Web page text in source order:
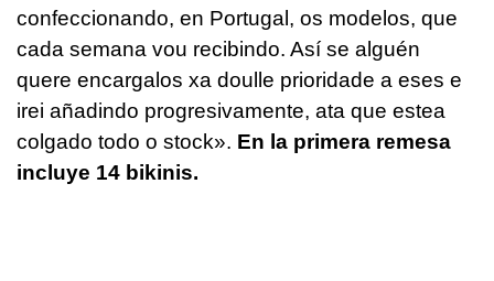
confeccionando, en Portugal, os modelos, que
cada semana vou recibindo. Así se alguén
quere encargalos xa doulle prioridade a eses e
irei añadindo progresivamente, ata que estea
colgado todo o stock». En la primera remesa
incluye 14 bikinis.